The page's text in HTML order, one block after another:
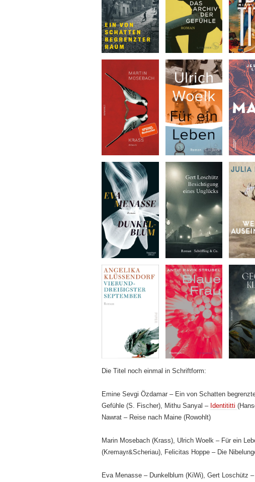
Die Titel noch einmal in Schriftform:
Emine Sevgi Özdamar – Ein von Schatten
Gefühle (S. Fischer), Mithu Sanyal – Identititti
Nawrat – Reise nach Maine (Rowohlt)
Marin Mosebach (Krass), Ulrich Woelk – Für ein
(Kremayr&Scheriau), Felicitas Hoppe – Die
Eva Menasse – Dunkelblum (KiWi), Gert Loschütz